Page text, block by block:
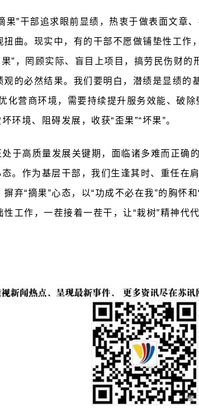
果”干部追求眼前显绩，热衷于做表面文章
扭曲。现实中，有的干部不愿做铺垫性工作
”，罔顾实际、盲目上项目，搞劳民伤财的
的必然结果。我们要明白，潜绩是显绩的
化营商环境，需要持续提升服务效能、破
环境、阻碍发展，收获“歪果”“坏果”。
于高质量发展关键期，面临诸多难而正确
态。作为基层干部，我们生逢其时、重任在
弃“摘果”心态，以“功成不必在我”的胸怀
性工作，一茬接着一茬干，让“栽树”精神代